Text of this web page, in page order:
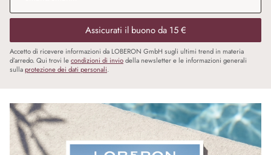
Assicurati il buono da 15 €
Accetto di ricevere informazioni da LOBERON GmbH sugli ultimi trend in materia
d’arredo. Qui trovi lecondizioni di inviodella newsletter e le informazioni generali
sullaprotezione dei dati personali.